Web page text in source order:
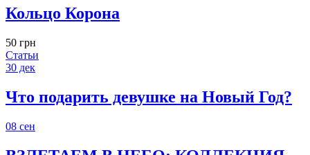
Кольцо Корона
50 грн
Статьи
30 дек
Что подарить девушке на Новый Год?
08 сен